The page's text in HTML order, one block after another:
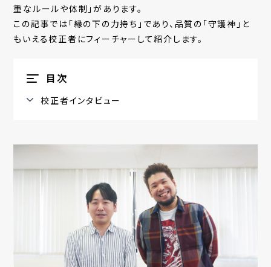
重なルールや体制」があります。
この記事では「縁の下の力持ち」であり、品質の「守護神」と
もいえる校正者にフィーチャーして紹介します。
目次
校正者インタビュー